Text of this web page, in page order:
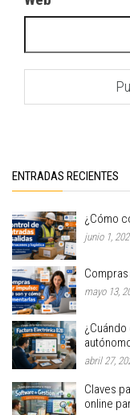
ENTRADAS RECIENTES
¿Cómo
junio 1,
mayo 13,
abril 27,
Claves
online